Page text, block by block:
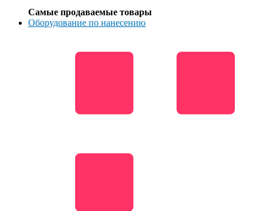
Самые продаваемые товары
Оборудование по нанесению